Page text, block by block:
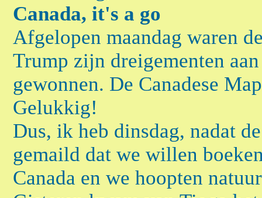
Canada, it's a go
Afgelopen maandag waren
Trump zijn dreigementen
gewonnen. De Canadese
Gelukkig!
Dus, ik heb dinsdag, nadat
gemaild dat we willen
Canada en we hoopten